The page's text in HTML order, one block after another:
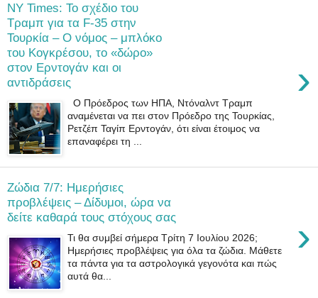
NY Times: Το σχέδιο του
Τραμπ για τα F-35 στην
Τουρκία – Ο νόμος – μπλόκο
του Κογκρέσου, το «δώρο»
στον Ερντογάν και οι
αντιδράσεις
›
Ο Πρόεδρος των ΗΠΑ, Ντόναλντ Τραμπ
αναμένεται να πει στον Πρόεδρο της Τουρκίας,
Ρετζέπ Ταγίπ Ερντογάν, ότι είναι έτοιμος να
επαναφέρει τη ...
Ζώδια 7/7: Ημερήσιες
προβλέψεις – Δίδυμοι, ώρα να
δείτε καθαρά τους στόχους σας
›
Τι θα συμβεί σήμερα Τρίτη 7 Ιουλίου 2026;
Ημερήσιες προβλέψεις για όλα τα ζώδια. Μάθετε
τα πάντα για τα αστρολογικά γεγονότα και πώς
αυτά θα...